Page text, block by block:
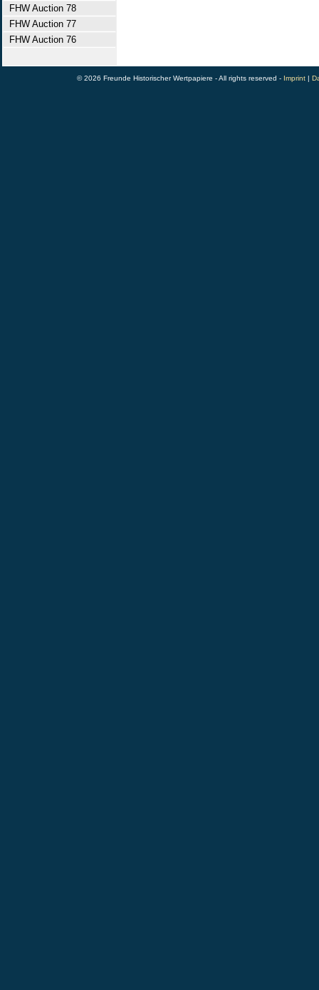
FHW Auction 78
FHW Auction 77
FHW Auction 76
© 2026 Freunde Historischer Wertpapiere - All rights reserved - Imprint |